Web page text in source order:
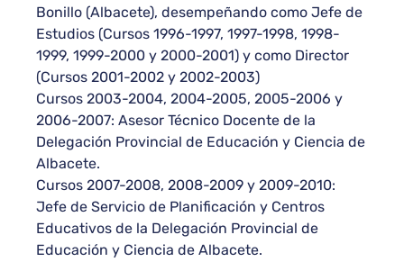
Bonillo (Albacete), desempeñando como Jefe de
Estudios (Cursos 1996-1997, 1997-1998, 1998-
1999, 1999-2000 y 2000-2001) y como Director
(Cursos 2001-2002 y 2002-2003)
Cursos 2003-2004, 2004-2005, 2005-2006 y
2006-2007: Asesor Técnico Docente de la
Delegación Provincial de Educación y Ciencia de
Albacete.
Cursos 2007-2008, 2008-2009 y 2009-2010:
Jefe de Servicio de Planificación y Centros
Educativos de la Delegación Provincial de
Educación y Ciencia de Albacete.